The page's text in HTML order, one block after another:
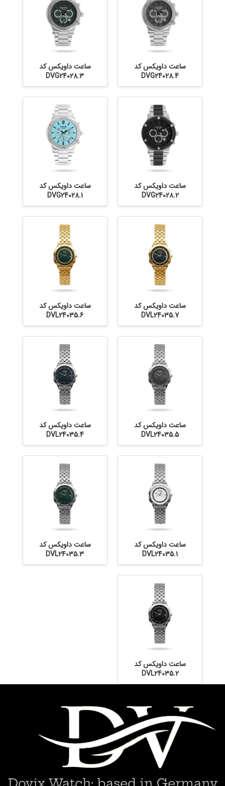
ساعت داویکس کد
DVG24028.4
ساعت داویکس کد
DVG24028.3
ساعت داویکس کد
DVG24028.2
ساعت داویکس کد
DVG24028.1
ساعت داویکس کد
DVL24035.7
ساعت داویکس کد
DVL24035.6
ساعت داویکس کد
DVL24035.5
ساعت داویکس کد
DVL24035.4
ساعت داویکس کد
DVL24035.1
ساعت داویکس کد
DVL24035.3
ساعت داویکس کد
DVL24035.2